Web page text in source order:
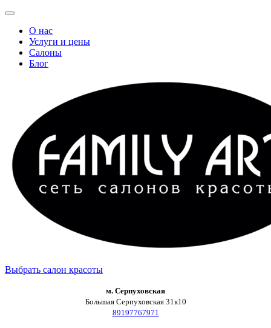
О нас
Услуги и цены
Салоны
Блог
Выбрать салон красоты
м. Серпуховская
Большая Серпуховская 31к10
89197767971